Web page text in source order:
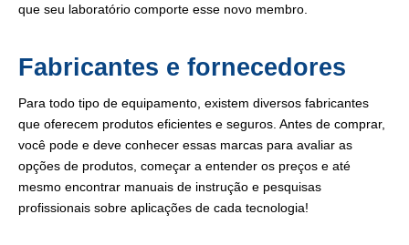
que seu laboratório comporte esse novo membro.
Fabricantes e fornecedores
Para todo tipo de equipamento, existem diversos fabricantes
que oferecem produtos eficientes e seguros. Antes de comprar,
você pode e deve conhecer essas marcas para avaliar as
opções de produtos, começar a entender os preços e até
mesmo encontrar manuais de instrução e pesquisas
profissionais sobre aplicações de cada tecnologia!